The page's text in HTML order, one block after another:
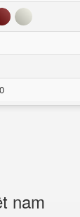
Trắng
nam